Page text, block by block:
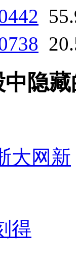
隐藏
大网新
得